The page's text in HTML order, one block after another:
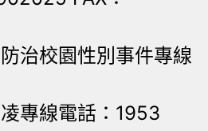
治校園性別事件專線
專線電話：1953